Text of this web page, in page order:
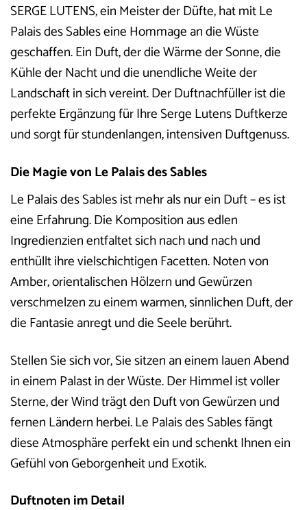
SERGE LUTENS, ein Meister der Düfte, hat mit Le
Palais des Sables eine Hommage an die Wüste
geschaffen. Ein Duft, der die Wärme der Sonne, die
Kühle der Nacht und die unendliche Weite der
Landschaft in sich vereint. Der Duftnachfüller ist die
perfekte Ergänzung für Ihre Serge Lutens Duftkerze
und sorgt für stundenlangen, intensiven Duftgenuss.
Die Magie von Le Palais des Sables
Le Palais des Sables ist mehr als nur ein Duft – es ist
eine Erfahrung. Die Komposition aus edlen
Ingredienzien entfaltet sich nach und nach und
enthüllt ihre vielschichtigen Facetten. Noten von
Amber, orientalischen Hölzern und Gewürzen
verschmelzen zu einem warmen, sinnlichen Duft, der
die Fantasie anregt und die Seele berührt.
Stellen Sie sich vor, Sie sitzen an einem lauen Abend
in einem Palast in der Wüste. Der Himmel ist voller
Sterne, der Wind trägt den Duft von Gewürzen und
fernen Ländern herbei. Le Palais des Sables fängt
diese Atmosphäre perfekt ein und schenkt Ihnen ein
Gefühl von Geborgenheit und Exotik.
Duftnoten im Detail